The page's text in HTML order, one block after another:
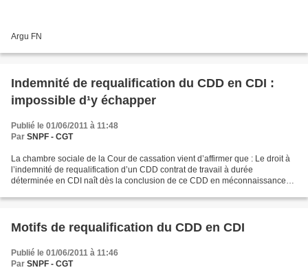
Argu FN
Indemnité de requalification du CDD en CDI :
impossible d¹y échapper
Publié le 01/06/2011 à 11:48
Par SNPF - CGT
La chambre sociale de la Cour de cassation vient d’affirmer que : Le droit à
l’indemnité de requalification d’un CDD contrat de travail à durée
déterminée en CDI naît dès la conclusion de ce CDD en méconnaissance
Motifs de requalification du CDD en CDI
Publié le 01/06/2011 à 11:46
Par SNPF - CGT